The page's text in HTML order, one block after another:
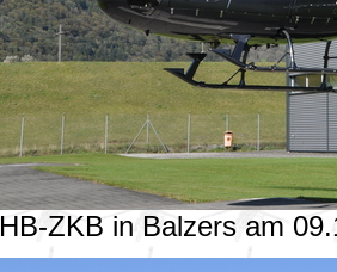
HB-ZKB in Balzers am